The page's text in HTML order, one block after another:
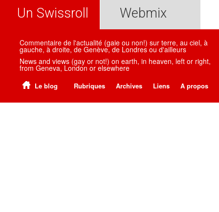
Un Swissroll Webmix
Commentaire de l'actualité (gaie ou non!) sur terre, au ciel, à
gauche, à droite, de Genève, de Londres ou d'ailleurs
News and views (gay or not!) on earth, in heaven, left or right,
from Geneva, London or elsewhere
Le blog Rubriques Archives Liens A propos